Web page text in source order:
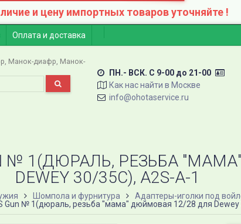
и цену импортных товаров уточняйте !
Оплата и доставка
Манок-диафр Манок-
ПН.- ВСК. C 9-00 до 21-00
Как нас найти в Москве
info@ohotaservice.ru
№ 1(ДЮРАЛЬ, РЕЗЬБА
DEWEY 30/35C​), A2S​-A-1
Шомпола и фурнитура
Адаптеры-иголки под
Gun​ № 1(дюраль, резьба "мама" дюймовая 12/28 для Dewey